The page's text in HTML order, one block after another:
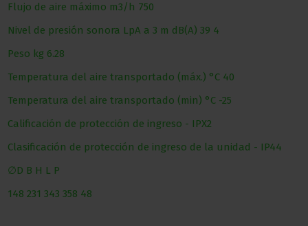
Flujo de aire máximo m3/h 750
Nivel de presión sonora LpA a 3 m dB(A) 39 4
Peso kg 6.28
Temperatura del aire transportado (máx.) °С 40
Temperatura del aire transportado (min) °С -25
Calificación de protección de ingreso - IPX2
Clasificación de protección de ingreso de la unidad - IP44
∅D B H L P
148 231 343 358 48